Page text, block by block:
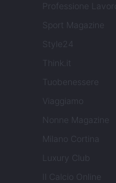
Professione Lavoro
Sport Magazine
Style24
Think.it
Tuobenessere
Viaggiamo
Nonne Magazine
Milano Cortina
Luxury Club
Il Calcio Online